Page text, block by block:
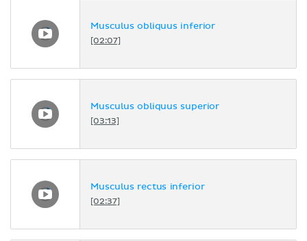
Musculus obliquus inferior
[02:07]
Musculus obliquus superior
[03:13]
Musculus rectus inferior
[02:37]